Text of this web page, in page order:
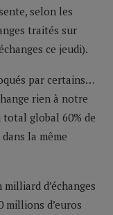
selon les
traités sur
ce jeudi).
par certains…
rien à notre
global 60% de
la même
d’échanges
millions d’euros